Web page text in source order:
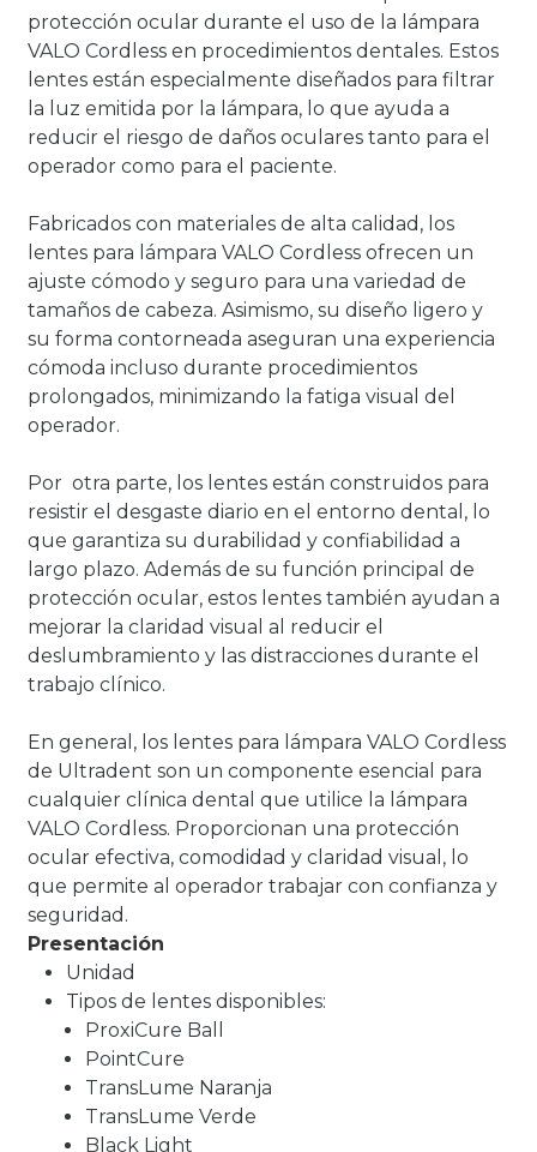
protección ocular durante el uso de la lámpara
VALO Cordless en procedimientos dentales. Estos
lentes están especialmente diseñados para filtrar
la luz emitida por la lámpara, lo que ayuda a
reducir el riesgo de daños oculares tanto para el
operador como para el paciente.
Fabricados con materiales de alta calidad, los
lentes para lámpara VALO Cordless ofrecen un
ajuste cómodo y seguro para una variedad de
tamaños de cabeza. Asimismo, su diseño ligero y
su forma contorneada aseguran una experiencia
cómoda incluso durante procedimientos
prolongados, minimizando la fatiga visual del
operador.
Por otra parte, los lentes están construidos para
resistir el desgaste diario en el entorno dental, lo
que garantiza su durabilidad y confiabilidad a
largo plazo. Además de su función principal de
protección ocular, estos lentes también ayudan a
mejorar la claridad visual al reducir el
deslumbramiento y las distracciones durante el
trabajo clínico.
En general, los lentes para lámpara VALO Cordless
de Ultradent son un componente esencial para
cualquier clínica dental que utilice la lámpara
VALO Cordless. Proporcionan una protección
ocular efectiva, comodidad y claridad visual, lo
que permite al operador trabajar con confianza y
seguridad.
Presentación
Unidad
Tipos de lentes disponibles:
ProxiCure Ball
PointCure
TransLume Naranja
TransLume Verde
Black Light